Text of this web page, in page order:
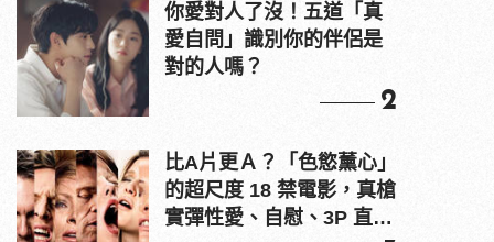
你愛對人了沒！五道「真
愛自問」識別你的伴侶是
對的人嗎？
2
比A片更Ａ？「色慾薰心」
的超尺度 18 禁電影，真槍
實彈性愛、自慰、3P 直接